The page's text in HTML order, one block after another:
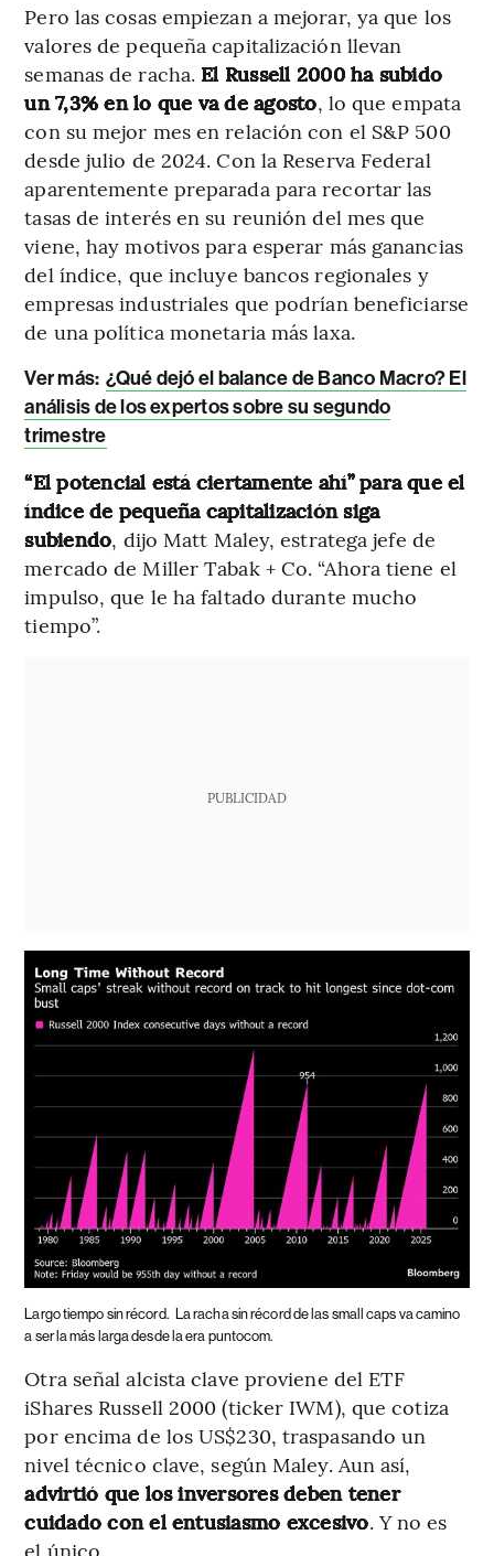
Pero las cosas empiezan a mejorar, ya que los
valores de pequeña capitalización llevan
semanas de racha. El Russell 2000 ha subido
un 7,3% en lo que va de agosto, lo que empata
con su mejor mes en relación con el S&P 500
desde julio de 2024. Con la Reserva Federal
aparentemente preparada para recortar las
tasas de interés en su reunión del mes que
viene, hay motivos para esperar más ganancias
del índice, que incluye bancos regionales y
empresas industriales que podrían beneficiarse
de una política monetaria más laxa.
Ver más: ¿Qué dejó el balance de Banco Macro? El
análisis de los expertos sobre su segundo
trimestre
“El potencial está ciertamente ahí” para que el
índice de pequeña capitalización siga
subiendo, dijo Matt Maley, estratega jefe de
mercado de Miller Tabak + Co. “Ahora tiene el
impulso, que le ha faltado durante mucho
tiempo”.
PUBLICIDAD
Largo tiempo sin récord. La racha sin récord de las small caps va camino
a ser la más larga desde la era puntocom.
Otra señal alcista clave proviene del ETF
iShares Russell 2000 (ticker IWM), que cotiza
por encima de los US$230, traspasando un
nivel técnico clave, según Maley. Aun así,
advirtió que los inversores deben tener
cuidado con el entusiasmo excesivo. Y no es
el único.